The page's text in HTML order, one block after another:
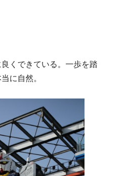
くできている。一歩を踏
に自然。